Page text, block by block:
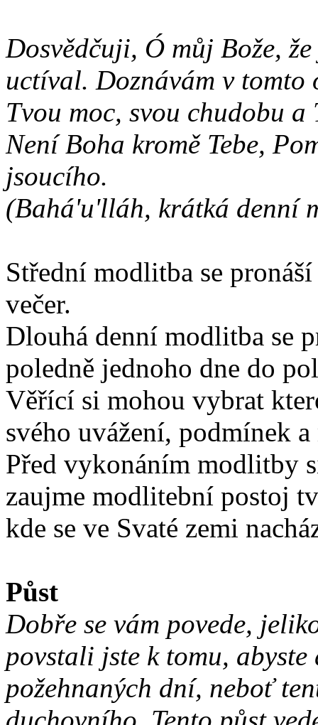
Dosvědčuji, Ó můj Bože,
uctíval. Doznávám v tomto
Tvou moc, svou chudobu a
Není Boha kromě Tebe,
jsoucího.
(Bahá'u'lláh, krátká denní
Střední modlitba se
večer.
Dlouhá denní modlitba se
poledně jednoho dne do
Věřící si mohou vybrat
svého uvážení, podmínek
Před vykonáním modlitby
zaujme modlitební postoj
kde se ve Svaté zemi
Půst
Dobře se vám povede,
povstali jste k tomu,
požehnaných dní, neboť